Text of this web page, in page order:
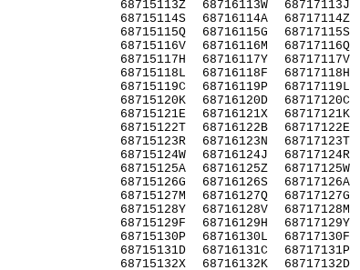
68715113Z
68715114S
68715115Q
68715116V
68715117H
68715118L
68715119C
68715120K
68715121E
68715122T
68715123R
68715124W
68715125A
68715126G
68715127M
68715128Y
68715129F
68715130P
68715131D
68715132X
68716113W
68716114A
68716115G
68716116M
68716117Y
68716118F
68716119P
68716120D
68716121X
68716122B
68716123N
68716124J
68716125Z
68716126S
68716127Q
68716128V
68716129H
68716130L
68716131C
68716132K
68717113J
68717114Z
68717115S
68717116Q
68717117V
68717118H
68717119L
68717120C
68717121K
68717122E
68717123T
68717124R
68717125W
68717126A
68717127G
68717128M
68717129Y
68717130F
68717131P
68717132D